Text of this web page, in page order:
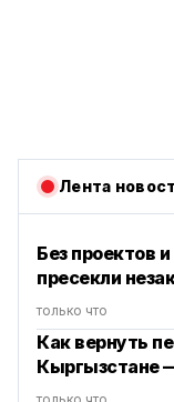
Лента
Без проектов
пресекли
только что
Как вернуть
Кыргызстане